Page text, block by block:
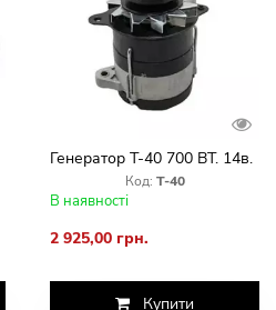
Генератор Т-40 700 ВТ. 14в.
Код: Т-40
В наявності
2 925,00 грн.
Купити